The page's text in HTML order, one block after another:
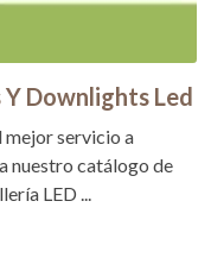
Downlights Led
mejor servicio a
nuestro catálogo de
LED ...